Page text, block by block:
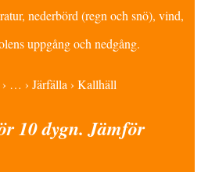
nederbörd (regn och snö), vind,
uppgång och nedgång.
… › Järfälla › Kallhäll
10 dygn. Jämför